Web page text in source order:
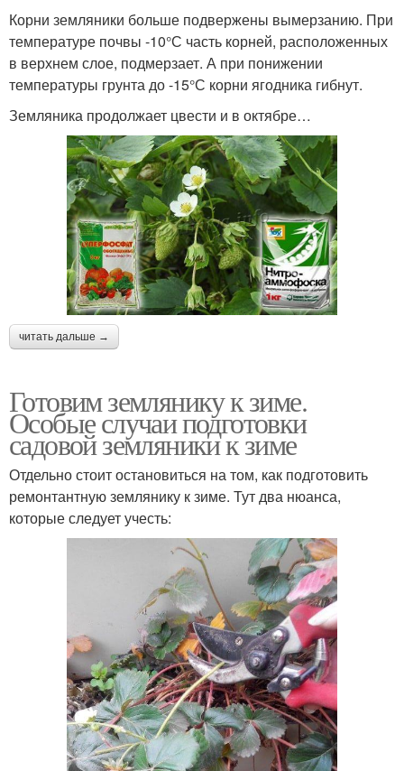
Корни земляники больше подвержены вымерзанию. При
температуре почвы -10°С часть корней, расположенных
в верхнем слое, подмерзает. А при понижении
температуры грунта до -15°С корни ягодника гибнут.
Земляника продолжает цвести и в октябре…
читать дальше →
Готовим землянику к зиме.
Особые случаи подготовки
садовой земляники к зиме
Отдельно стоит остановиться на том, как подготовить
ремонтантную землянику к зиме. Тут два нюанса,
которые следует учесть: